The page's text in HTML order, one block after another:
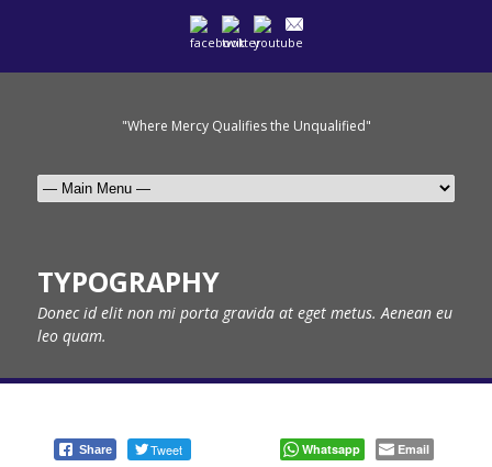
"Where Mercy Qualifies the Unqualified"
TYPOGRAPHY
Donec id elit non mi porta gravida at eget metus. Aenean eu
leo quam.
Share Tweet Whatsapp Email